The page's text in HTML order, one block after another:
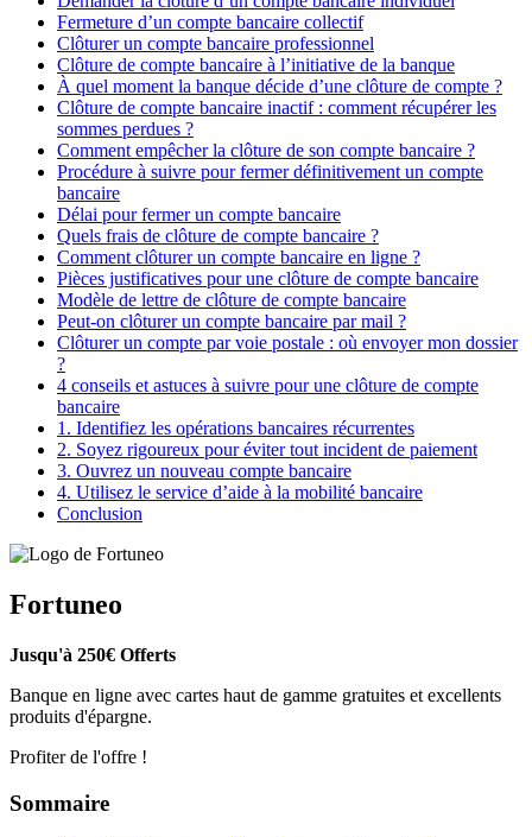
Fermeture d’un compte bancaire collectif
Clôturer un compte bancaire professionnel
Clôture de compte bancaire à l’initiative de la banque
À quel moment la banque décide d’une clôture de compte ?
Clôture de compte bancaire inactif : comment récupérer les
sommes perdues ?
Comment empêcher la clôture de son compte bancaire ?
Procédure à suivre pour fermer définitivement un compte
bancaire
Délai pour fermer un compte bancaire
Quels frais de clôture de compte bancaire ?
Comment clôturer un compte bancaire en ligne ?
Pièces justificatives pour une clôture de compte bancaire
Modèle de lettre de clôture de compte bancaire
Peut-on clôturer un compte bancaire par mail ?
Clôturer un compte par voie postale : où envoyer mon dossier
?
4 conseils et astuces à suivre pour une clôture de compte
bancaire
1. Identifiez les opérations bancaires récurrentes
2. Soyez rigoureux pour éviter tout incident de paiement
3. Ouvrez un nouveau compte bancaire
4. Utilisez le service d’aide à la mobilité bancaire
Conclusion
Fortuneo
Jusqu'à 250€ Offerts
Banque en ligne avec cartes haut de gamme gratuites et excellents
produits d'épargne.
Profiter de l'offre !
Sommaire